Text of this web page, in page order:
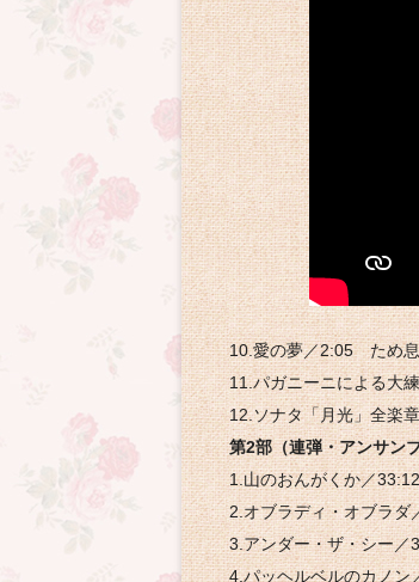
10.愛の夢／2:05 ため
11.パガニーニによる大
12.ソナタ「月光」全楽
第2部（連弾・アンサン
1.山のおんがくか／33:12
2.オブラディ・オブラダ
3.アンダー・ザ・シー
4.パッヘルベルのカノン